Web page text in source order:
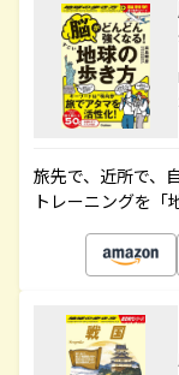
旅先で、近所で、
トレーニングを「